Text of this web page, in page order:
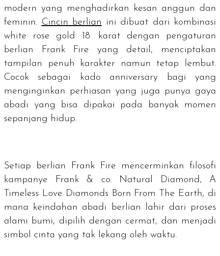
modern yang menghadirkan kesan anggun dan
feminin. Cincin berlian ini dibuat dari kombinasi
white rose gold
18 karat dengan pengaturan
berlian Frank Fire yang detail, menciptakan
tampilan penuh karakter namun tetap lembut.
Cocok sebagai kado anniversary
bagi yang
menginginkan perhiasan yang juga punya gaya
abadi yang bisa dipakai pada banyak momen
sepanjang hidup.
Setiap berlian Frank Fire mencerminkan filosofi
kampanye Frank & co. Natural Diamond, A
Timeless Love Diamonds Born From The Earth, di
mana keindahan abadi berlian lahir dari proses
alami bumi, dipilih dengan cermat, dan menjadi
simbol cinta yang tak lekang oleh waktu.